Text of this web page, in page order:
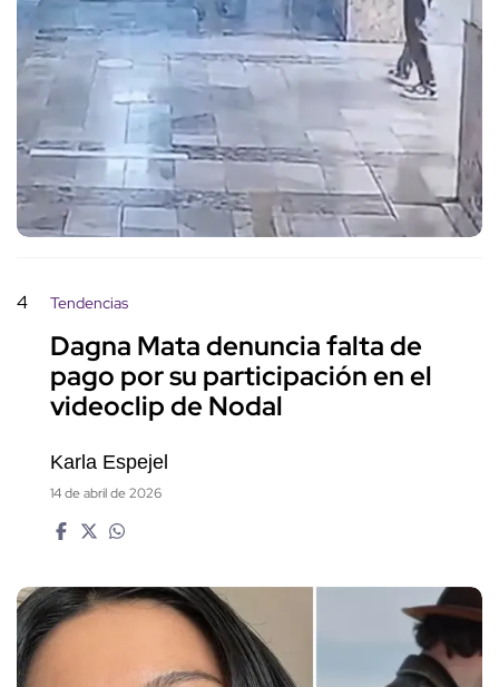
4 Tendencias
Dagna Mata denuncia falta de
pago por su participación en el
videoclip de Nodal
Karla Espejel
14 de abril de 2026